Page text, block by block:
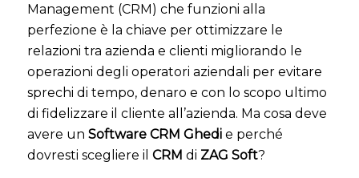
Management (CRM) che funzioni alla
perfezione è la chiave per ottimizzare le
relazioni tra azienda e clienti migliorando le
operazioni degli operatori aziendali per evitare
sprechi di tempo, denaro e con lo scopo ultimo
di fidelizzare il cliente all’azienda. Ma cosa deve
avere un Software CRM Ghedie perché
dovresti scegliere il CRM di ZAG Soft?